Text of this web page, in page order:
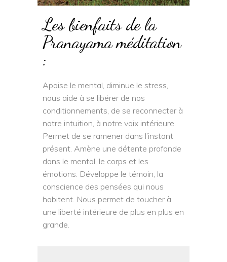
Les bienfaits de la
Pranayama méditation
:
Apaise le mental, diminue le stress,
nous aide à se libérer de nos
conditionnements, de se reconnecter à
notre intuition, à notre voix intérieure.
Permet de se ramener dans l’instant
présent. Amène une détente profonde
dans le mental, le corps et les
émotions. Développe le témoin, la
conscience des pensées qui nous
habitent. Nous permet de toucher à
une liberté intérieure de plus en plus en
grande.